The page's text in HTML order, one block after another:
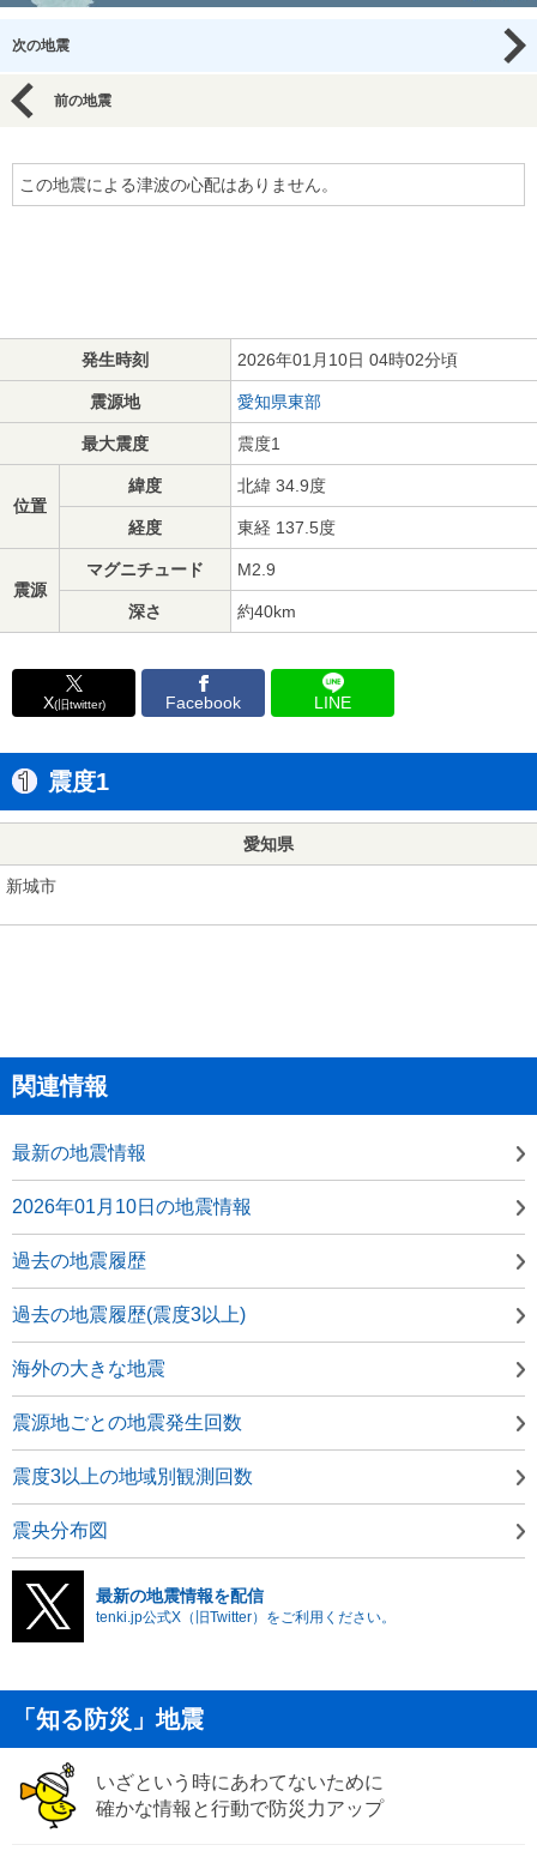
次の地震
前の地震
この地震による津波の心配はありません。
発生時刻 2026年01月10日 04時02分頃
震源地 愛知県東部
最大震度 震度1
位置
緯度 北緯 34.9度
経度 東経 137.5度
震源
マグニチュード M2.9
深さ 約40km
X(旧twitter) Facebook LINE
震度1
愛知県
新城市
関連情報
最新の地震情報
2026年01月10日の地震情報
過去の地震履歴
過去の地震履歴(震度3以上)
海外の大きな地震
震源地ごとの地震発生回数
震度3以上の地域別観測回数
震央分布図
最新の地震情報を配信
tenki.jp公式X（旧Twitter）をご利用ください。
「知る防災」地震
いざという時にあわてないために
確かな情報と行動で防災力アップ